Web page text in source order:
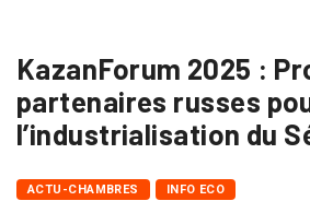
KazanForum 2025 :
partenaires russes
l’industrialisation du
ACTU-CHAMBRES INFO ECO